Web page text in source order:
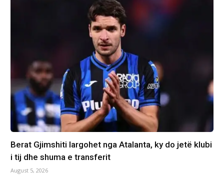
Berat Gjimshiti largohet nga Atalanta, ky do jetë klubi
i tij dhe shuma e transferit
August 5, 2026